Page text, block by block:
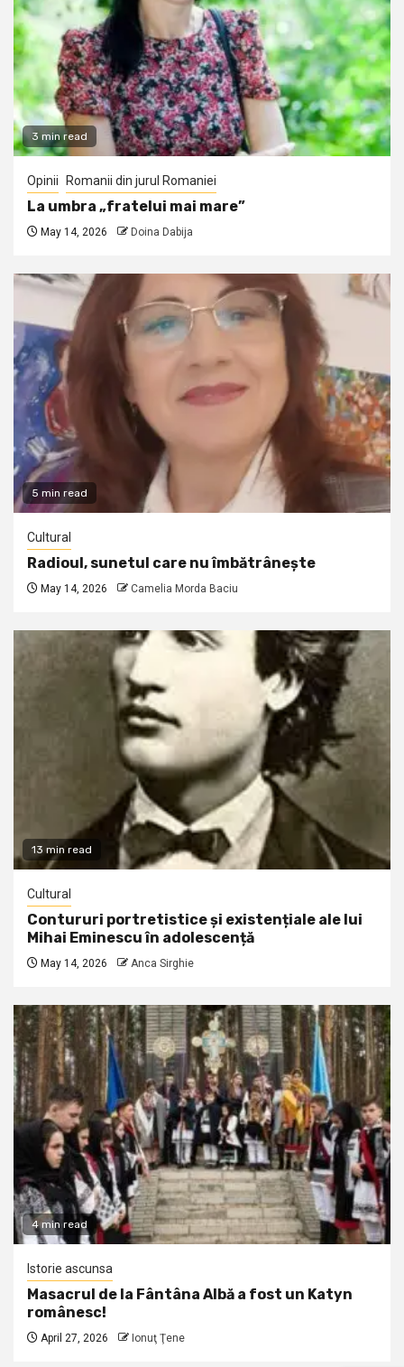
3 min read
Opinii Romanii din jurul Romaniei
La umbra „fratelui mai mare”
May 14, 2026 Doina Dabija
5 min read
Cultural
Radioul, sunetul care nu îmbătrânește
May 14, 2026 Camelia Morda Baciu
13 min read
Cultural
Contururi portretistice și existențiale ale lui
Mihai Eminescu în adolescență
May 14, 2026 Anca Sirghie
4 min read
Istorie ascunsa
Masacrul de la Fântâna Albă a fost un Katyn
românesc!
April 27, 2026 Ionuţ Ţene